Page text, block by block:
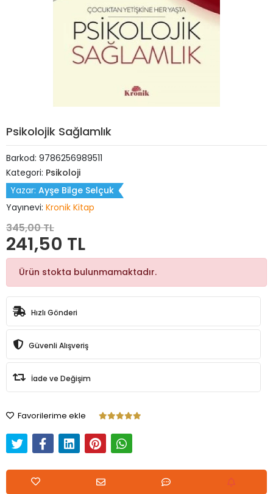
Psikolojik Sağlamlık
Barkod: 9786256989511
Kategori: Psikoloji
Yazar: Ayşe Bilge Selçuk
Yayınevi: Kronik Kitap
345,00 TL
241,50 TL
Ürün stokta bulunmamaktadır.
Hızlı Gönderi
Güvenli Alışveriş
İade ve Değişim
Favorilerime ekle